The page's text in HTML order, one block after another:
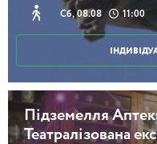
Сб, 08.08 11:00
Підземелля
Театралізована